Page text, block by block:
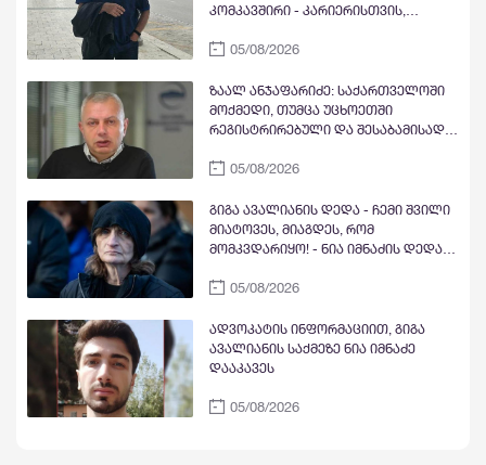
კომკავშირი - კარიერისთვის,
კარიერისთვის, აფხაზეთის ომი და
პოლიციის აკადემიის დიპლომი -
კარიერისთვის. დანაშაულებრივი
ტყუილი, ტყვეთა დახვრეტის
კარიერისთვის?
05/08/2026
ზაალ ანჯაფარიძე: საქართველოში
მოქმედი, თუმცა უცხოეთში
რეგისტრირებული და შესაბამისად
მყოფი მედია უკვე წლებია ეწევა
- ვეტყოდი სუს-ს, რომ ადრე იყო
საჭირო მათი გამოვლენა და ამაზე
რეაგირება
05/08/2026
გიგა ავალიანის დედა - ჩემი შვილი
მიატოვეს, მიაგდეს, რომ
მომკვდარიყო! - ნია იმნაძის დედას
შვილი არ უნახავს - ჩემი აზრით,
05/08/2026
ადვოკატის ინფორმაციით, გიგა
ავალიანის საქმეზე ნია იმნაძე
დააკავეს
05/08/2026